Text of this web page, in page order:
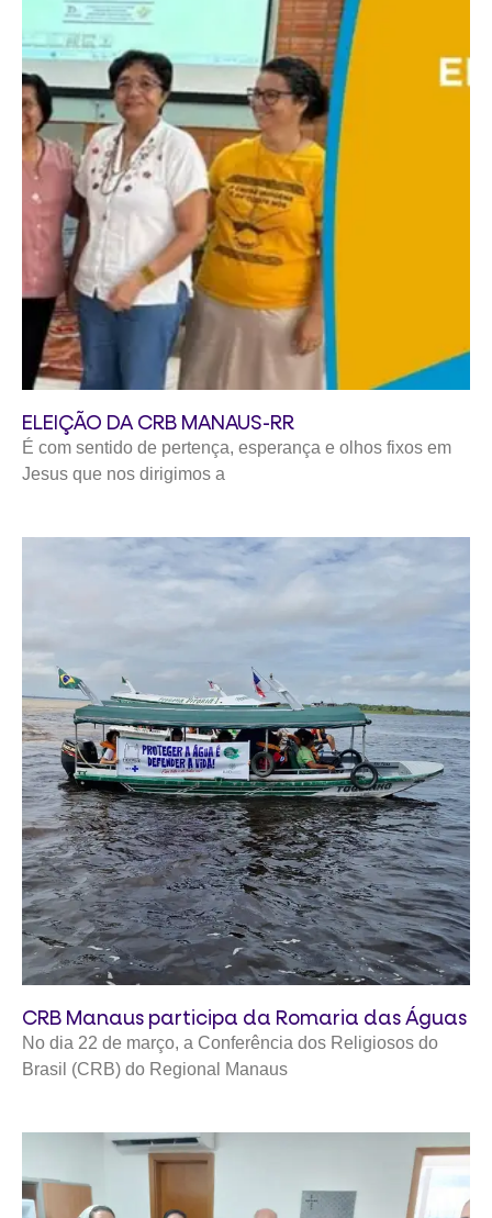
ELEIÇÃO DA CRB MANAUS-RR
É com sentido de pertença, esperança e olhos fixos em
Jesus que nos dirigimos a
CRB Manaus participa da Romaria das Águas
No dia 22 de março, a Conferência dos Religiosos do
Brasil (CRB) do Regional Manaus